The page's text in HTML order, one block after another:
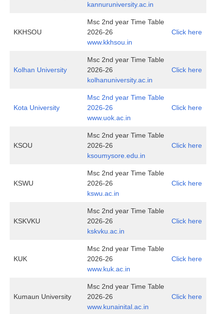
kannuruniversity.ac.in
KKHSOU
Msc 2nd year Time Table
2026-26
www.kkhsou.in
Click here
Kolhan University
Msc 2nd year Time Table
2026-26
kolhanuniversity.ac.in
Click here
Kota University
Msc 2nd year Time Table
2026-26
www.uok.ac.in
Click here
KSOU
Msc 2nd year Time Table
2026-26
ksoumysore.edu.in
Click here
KSWU
Msc 2nd year Time Table
2026-26
kswu.ac.in
Click here
KSKVKU
Msc 2nd year Time Table
2026-26
kskvku.ac.in
Click here
KUK
Msc 2nd year Time Table
2026-26
www.kuk.ac.in
Click here
Kumaun University
Msc 2nd year Time Table
2026-26
www.kunainital.ac.in
Click here